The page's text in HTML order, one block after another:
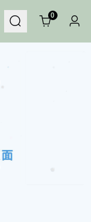
Cart0